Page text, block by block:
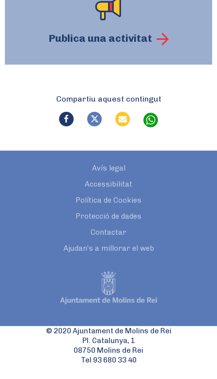
Publica una activitat
Compartiu aquest contingut
Avís legal
Accessibilitat
Política de Cookies
Protecció de dades
Contactar
Ajudan’s a millorar el web
© 2020 Ajuntament de Molins de Rei
Pl. Catalunya, 1
08750 Molins de Rei
Tel 93 680 33 40